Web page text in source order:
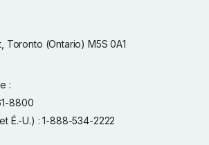
Toronto (Ontario) M5S 0A1
:
8800
É.-U.) : 1-888-534-2222